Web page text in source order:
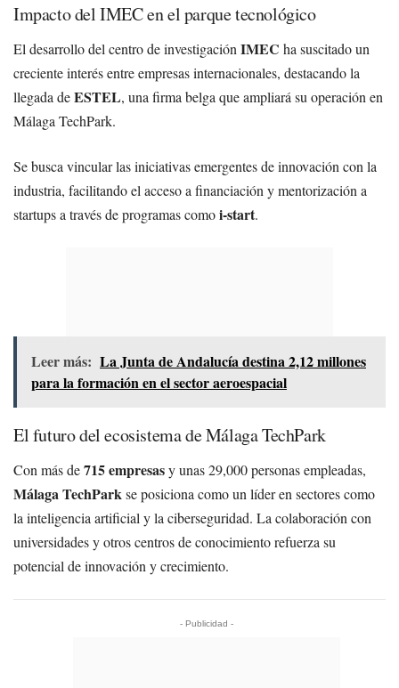
Impacto del IMEC en el parque tecnológico
El desarrollo del centro de investigación IMEC ha suscitado un
creciente interés entre empresas internacionales, destacando la
llegada deESTEL, una firma belga que ampliará su operación en
Málaga TechPark.
Se busca vincular las iniciativas emergentes de innovación con la
industria, facilitando el acceso a financiación y mentorización a
startups a través de programas comoi-start.
Leer más: La Junta de Andalucía destina 2,12 millones
para la formación en el sector aeroespacial
El futuro del ecosistema de Málaga TechPark
Con más de715 empresasy unas 29,000 personas empleadas,
Málaga TechParkse posiciona como un líder en sectores como
la inteligencia artificial y la ciberseguridad. La colaboración con
universidades y otros centros de conocimiento refuerza su
potencial de innovación y crecimiento.
- Publicidad -